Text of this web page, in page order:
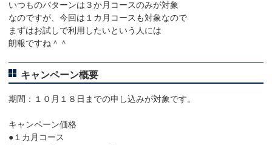
いつものパターンは３か月コースのみが対象
なのですが、今回は１カ月コースも対象なので
まずはお試しで利用したいという人には
朗報ですね＾＾
キャンペーン概要
期間：１０月１８日までの申し込みが対象です。
キャンペーン価格
●１カ月コース